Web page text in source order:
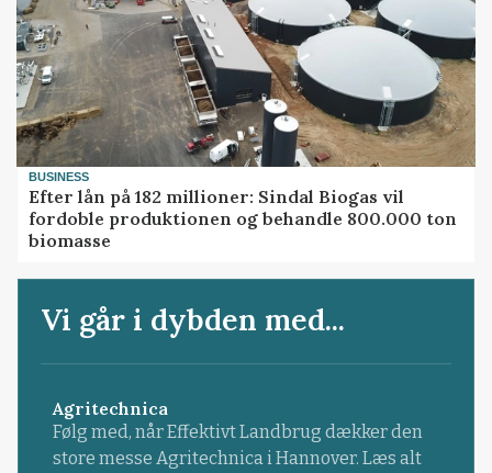
BUSINESS
Efter lån på 182 millioner: Sindal Biogas vil
fordoble produktionen og behandle 800.000 ton
biomasse
Vi går i dybden med...
Agritechnica
Følg med, når Effektivt Landbrug dækker den
store messe Agritechnica i Hannover. Læs alt